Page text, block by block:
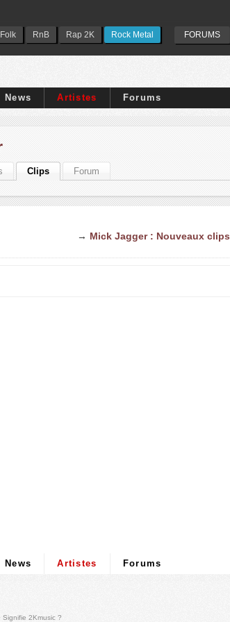
RnB Rap 2K Rock Metal FORUMS
News Artistes Forums
Clips Forum
→ Mick Jagger : Nouveaux clips
News Artistes Forums
Signifie 2Kmusic ?